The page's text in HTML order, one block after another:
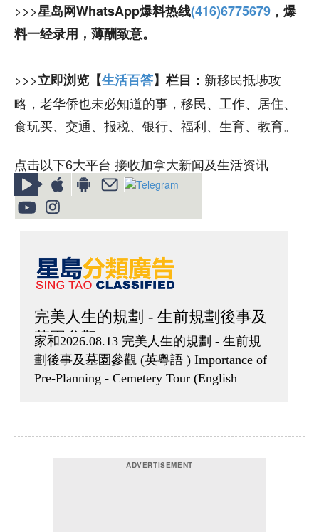
>>>星岛网WhatsApp爆料热线(416)6775679 ，爆
料一经录用，薄酬致意。
>>>立即浏览【生活百答】栏目： 新移民抵埗攻
略，老华侨也未必知道的事，移民、工作、居住、
食玩买、交通、报税、银行、福利、生育、教育。
点击以下6大平台 接收加拿大新闻及生活资讯